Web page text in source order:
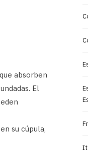
absorben
El
su cúpula,